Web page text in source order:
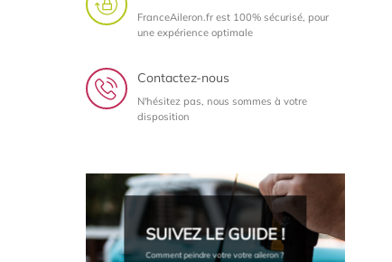
FranceAileron.fr est 100% sécurisé, pour
une expérience optimale
Contactez-nous
N'hésitez pas, nous sommes à votre
disposition
SUIVEZ LE GUIDE !
Comment peindre votre votre aileron ?